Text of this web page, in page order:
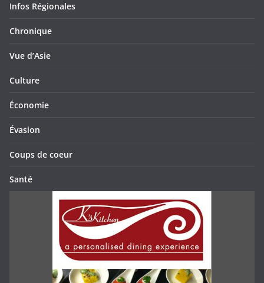
Infos Régionales
Chronique
Vue d’Asie
Culture
Économie
Évasion
Coups de coeur
Santé